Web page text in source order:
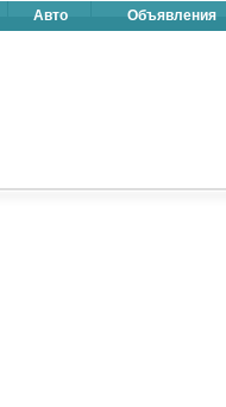
Авто Объявления